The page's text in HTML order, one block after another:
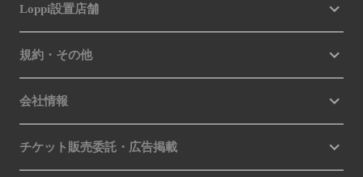
Loppi設置店舗
規約・その他
会社情報
チケット販売委託・広告掲載